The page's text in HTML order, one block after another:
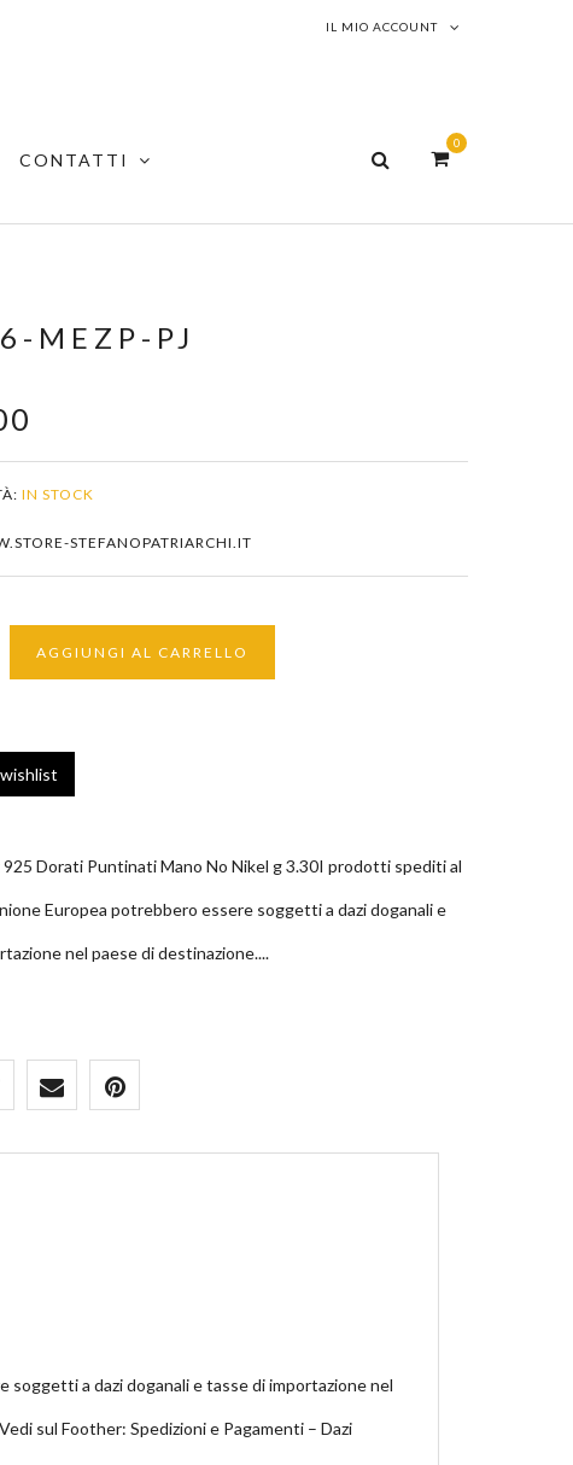
IL MIO ACCOUNT
CONTATTI
0
MEZP-PJ
IN STOCK
STEFANOPATRIARCHI.IT
AGGIUNGI AL CARRELLO
Dorati Puntinati Mano No Nikel g 3.30I prodotti spediti al
Europea potrebbero essere soggetti a dazi doganali e
nel paese di destinazione....
a dazi doganali e tasse di importazione nel
sul Foother: Spedizioni e Pagamenti – Dazi